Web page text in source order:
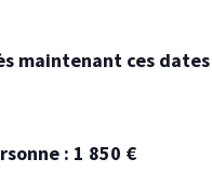
maintenant ces
: 1 850 €